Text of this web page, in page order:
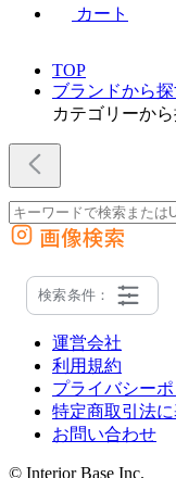
カート
TOP
ブランドから
カテゴリーか
外部サイトの商品をカート
他のサイトで見つけた商品ペー
画像検索
検索条件：
運営会社
利用規約
プライバシー
特定商取引法
お問い合わせ
© Interior Base Inc.